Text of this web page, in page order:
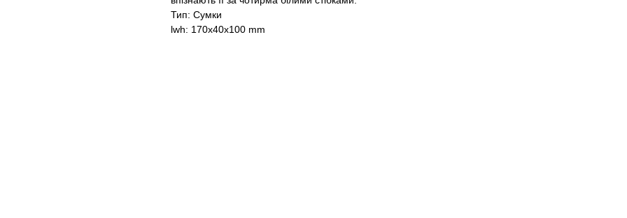
Тип: Сумки
lwh: 170x40x100 mm